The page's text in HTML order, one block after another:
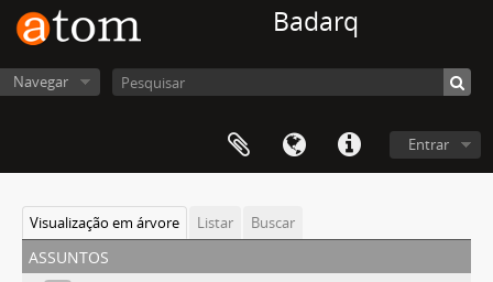
Badarq
Navegar
Entrar
Visualização em árvore Listar Buscar
assuntos